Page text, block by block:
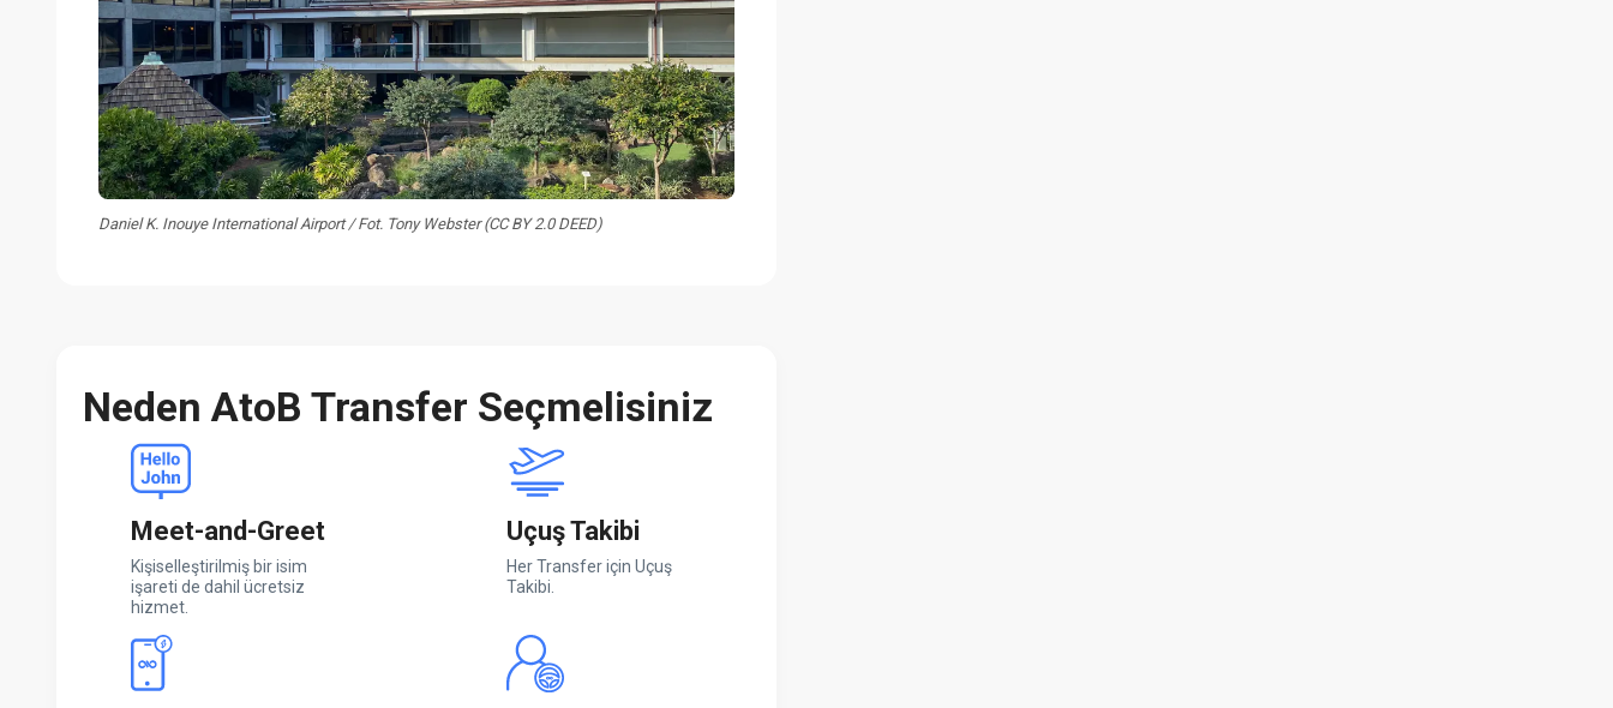
Daniel K. Inouye International Airport / Fot. Tony Webster (CC BY 2.0 DEED)
Neden AtoB Transfer Seçmelisiniz
Meet-and-Greet
Kişiselleştirilmiş bir isim
işareti de dahil ücretsiz
hizmet.
Uçuş Takibi
Her Transfer için Uçuş
Takibi.